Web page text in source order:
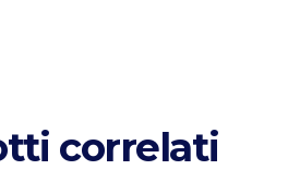
correlati